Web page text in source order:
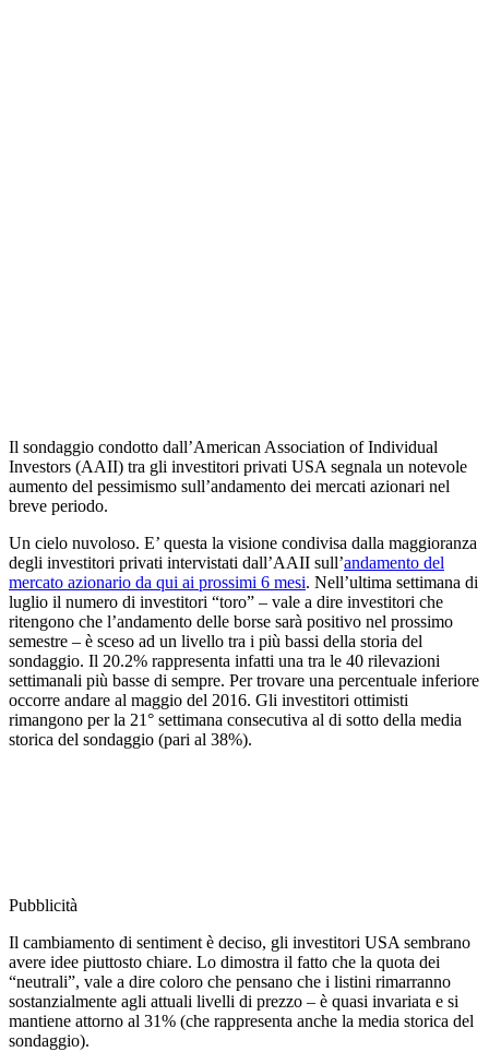
Il sondaggio condotto dall’American Association of Individual
Investors (AAII) tra gli investitori privati USA segnala un notevole
aumento del pessimismo sull’andamento dei mercati azionari nel
breve periodo.
Un cielo nuvoloso. E’ questa la visione condivisa dalla maggioranza
degli investitori privati intervistati dall’AAII sull’andamento del
mercato azionario da qui ai prossimi 6 mesi. Nell’ultima settimana di
luglio il numero di investitori “toro” – vale a dire investitori che
ritengono che l’andamento delle borse sarà positivo nel prossimo
semestre – è sceso ad un livello tra i più bassi della storia del
sondaggio. Il 20.2% rappresenta infatti una tra le 40 rilevazioni
settimanali più basse di sempre. Per trovare una percentuale inferiore
occorre andare al maggio del 2016. Gli investitori ottimisti
rimangono per la 21° settimana consecutiva al di sotto della media
storica del sondaggio (pari al 38%).
Pubblicità
Il cambiamento di sentiment è deciso, gli investitori USA sembrano
avere idee piuttosto chiare. Lo dimostra il fatto che la quota dei
“neutrali”, vale a dire coloro che pensano che i listini rimarranno
sostanzialmente agli attuali livelli di prezzo – è quasi invariata e si
mantiene attorno al 31% (che rappresenta anche la media storica del
sondaggio).